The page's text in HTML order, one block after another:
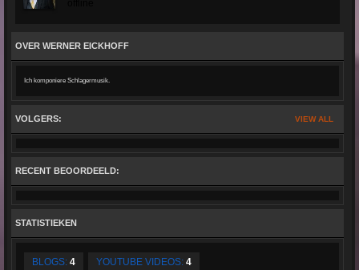
OVER WERNER EICKHOFF
Ich komponiere Schlagermusik.
VIEW ALL
VOLGERS:
RECENT BEOORDEELD:
STATISTIEKEN
BLOGS: 4 YOUTUBE VIDEOS: 4